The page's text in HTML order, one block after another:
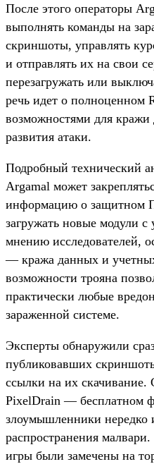
После этого операторы
выполнять команды на
скриншоты, управлять
и отправлять их на свои
перезагружать или
речь идет о полноценном
возможностями для
развития атаки.
Подробный технический
Argamal может
информацию о защитном
загружать новые модули
мнению исследователей,
— кража данных и
возможности трояна
практически любые
зараженной системе.
Эксперты обнаружили
публиковавших
ссылки на их
PixelDrain — бесплатном
злоумышленники нередко
распространения
игры были замечены на